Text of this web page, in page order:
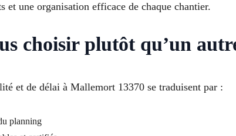
et une organisation efficace de chaque chantier.
choisir plutôt qu’un
et de délai à Mallemort 13370 se traduisent par :
planning